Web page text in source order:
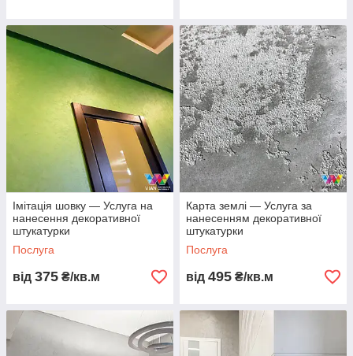
Імітація шовку — Услуга на
нанесення декоративної
штукатурки
Послуга
від 375 ₴/кв.м
Карта землі — Услуга за
нанесенням декоративної
штукатурки
Послуга
від 495 ₴/кв.м